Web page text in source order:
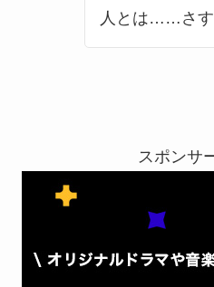
人とは……さす
スポンサ